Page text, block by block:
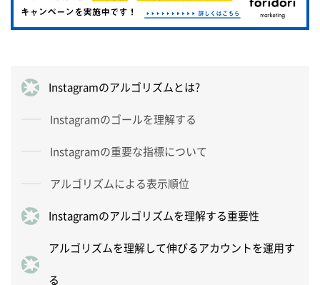
Instagramのアルゴリズムとは?
Instagramのゴールを理解する
Instagramの重要な指標について
アルゴリズムによる表示順位
Instagramのアルゴリズムを理解する重要性
アルゴリズムを理解して伸びるアカウントを運用す
る